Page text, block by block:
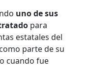
uno de sus
para
estatales del
como parte de su
cuando fue